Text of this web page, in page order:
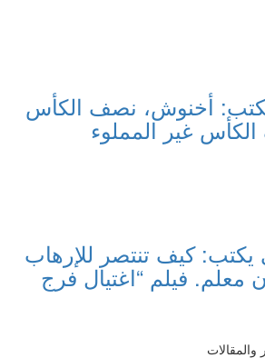
أخنوش، نصف الكأس
غير المملوء
كيف تنتصر للإرهاب
معلم. فيلم “اغتيال فرج